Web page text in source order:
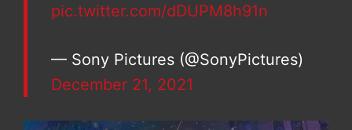
pic.twitter.com/dDUPM8h91n
— Sony Pictures (@SonyPictures)
December 21, 2021